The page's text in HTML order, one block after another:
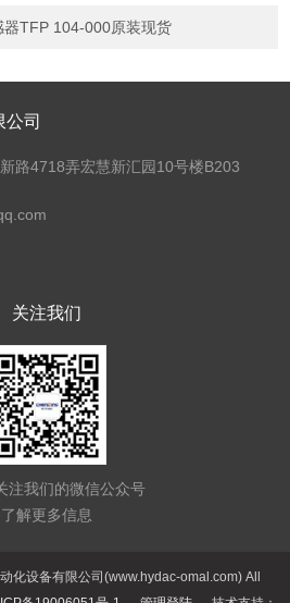
器TFP 104-000原装现货
公司
路4718弄宏慧新汇园10号楼B203
关注我们
注我们的微信公众号
了解更多信息
化设备有限公司(www.hydac-omal.com) All